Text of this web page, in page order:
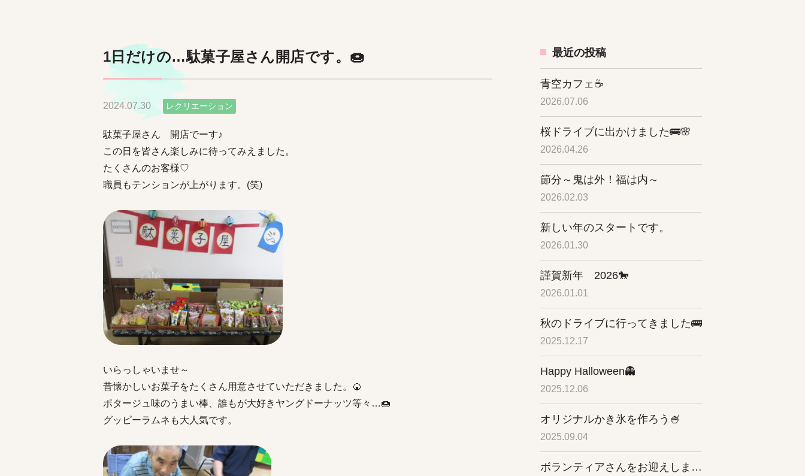
1日だけの…駄菓子屋さん開店です。🍩
2024.07.30 レクリエーション
駄菓子屋さん 開店でーす♪
この日を皆さん楽しみに待ってみえました。
たくさんのお客様♡
職員もテンションが上がります。(笑)
いらっしゃいませ～
昔懐かしいお菓子をたくさん用意させていただきました。🍘
ポタージュ味のうまい棒、誰もが大好きヤングドーナッツ等々…🍩
グッピーラムネも大人気です。
最近の投稿
青空カフェ☕
2026.07.06
桜ドライブに出かけました🚌🌸
2026.04.26
節分～鬼は外！福は内～
2026.02.03
新しい年のスタートです。
2026.01.30
謹賀新年 2026🐎
2026.01.01
秋のドライブに行ってきました🚌
2025.12.17
Happy Halloween👻
2025.12.06
オリジナルかき氷を作ろう🍧
2025.09.04
ボランティアさんをお迎えしました✨